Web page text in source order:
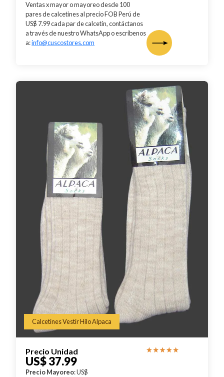
Ventas x mayor o mayoreo desde 100
pares de calcetines al precio FOB Perú de
US$ 7.99 cada par de calcetín, contáctanos
a través de nuestro WhatsApp o escríbenos
a:info@cuscostores.com
Calcetines Vestir Hilo Alpaca
Precio Unidad
US$ 37.99
Precio Mayoreo: US$